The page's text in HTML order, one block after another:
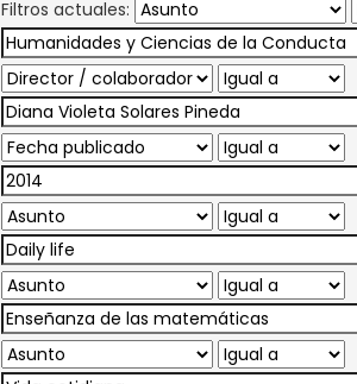
Filtros actuales: